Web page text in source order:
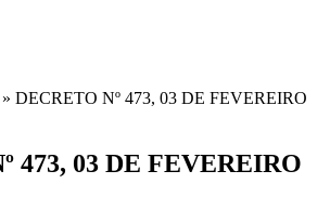
» DECRETO Nº 473, 03 DE FEVEREIRO
473, 03 DE FEVEREIRO